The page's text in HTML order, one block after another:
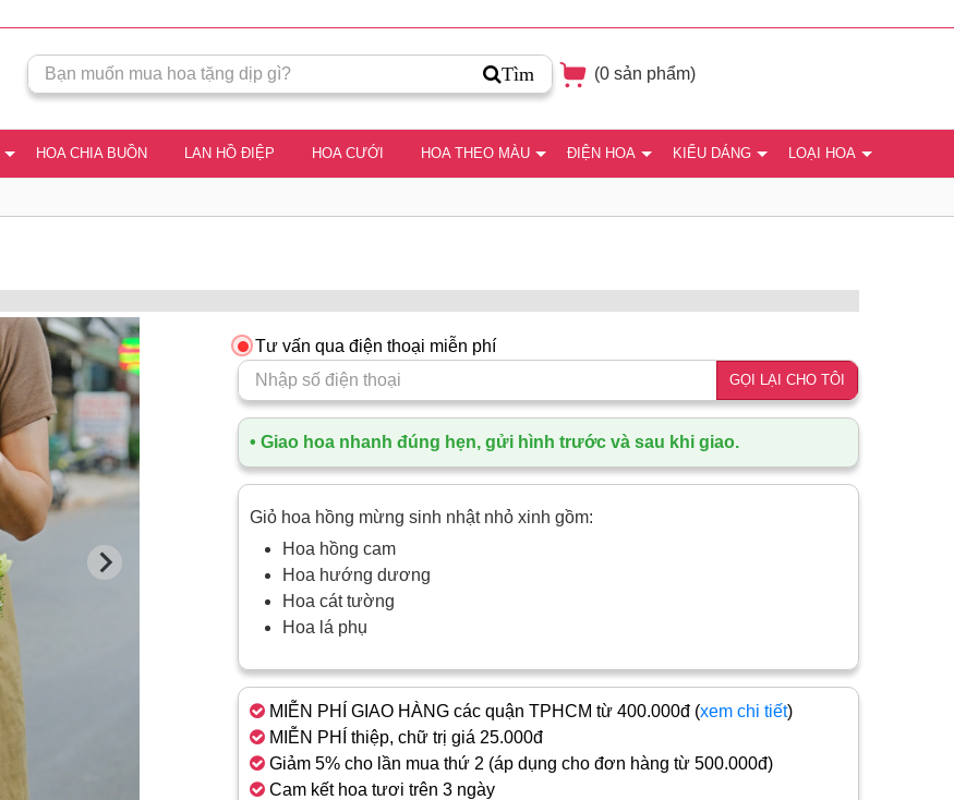
Tìm (0 sản phẩm)
HOA CHIA BUỒN LAN HỒ ĐIỆP HOA CƯỚI HOA THEO MÀU ĐIỆN HOA KIỂU DÁNG LOẠI HOA
Tư vấn qua điện thoại miễn phí
GỌI LẠI CHO TÔI
• Giao hoa nhanh đúng hẹn, gửi hình trước và sau khi giao.
Giỏ hoa hồng mừng sinh nhật nhỏ xinh gồm:
Hoa hồng cam
Hoa hướng dương
Hoa cát tường
Hoa lá phụ
MIỄN PHÍ GIAO HÀNG các quận TPHCM từ 400.000đ (xem chi tiết)
MIỄN PHÍ thiệp, chữ trị giá 25.000đ
Giảm 5% cho lần mua thứ 2 (áp dụng cho đơn hàng từ 500.000đ)
Cam kết hoa tươi trên 3 ngày